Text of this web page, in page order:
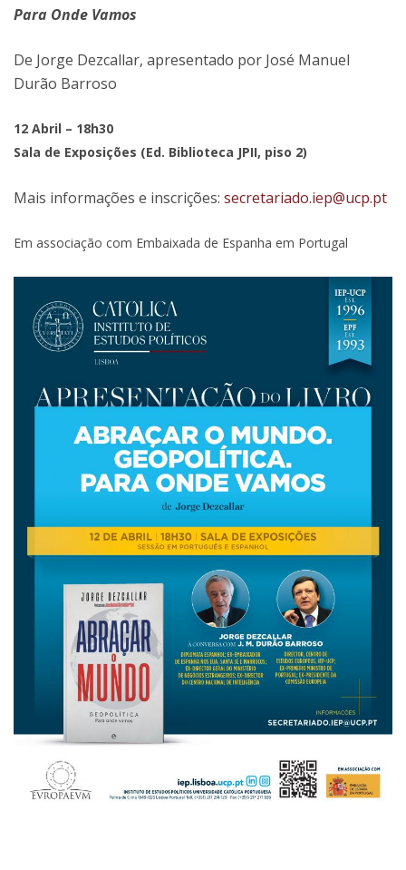
Para Onde Vamos
De Jorge Dezcallar, apresentado por José Manuel
Durão Barroso
12 Abril – 18h30
Sala de Exposições (Ed. Biblioteca JPII, piso 2)
Mais informações e inscrições: secretariado.iep@ucp.pt
Em associação com Embaixada de Espanha em Portugal